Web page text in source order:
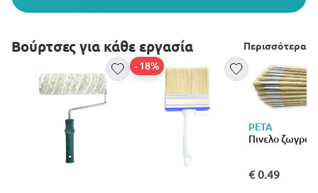
Βούρτσες για κάθε εργασία Περισσότερα
- 18%
PETA
Πινελο
€ 0.49